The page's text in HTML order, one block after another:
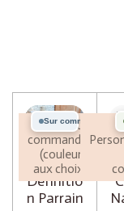
Sur
commande
(couleurs
aux choix)
Sur commande
Définitio
n Parrain